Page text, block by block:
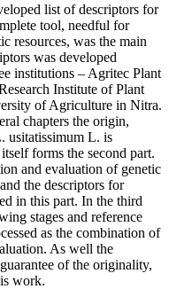
list of descriptors for
tool, needful for
resources, was the main
was developed
institutions – Agritec Plant
Institute of Plant
of Agriculture in Nitra.
chapters the origin,
usitatissimum L. is
forms the second part.
and evaluation of genetic
the descriptors for
in this part. In the third
stages and reference
as the combination of
As well the
of the originality,
work.